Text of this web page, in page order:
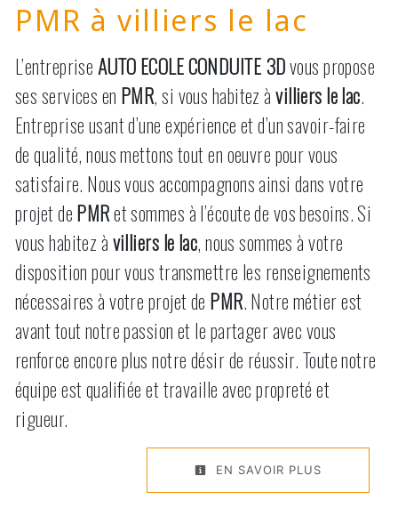
PMR à villiers le lac
L’entreprise AUTO ECOLE CONDUITE 3Dvous propose
ses services en PMR, si vous habitez àvilliers le lac.
Entreprise usant d’une expérience et d’un savoir-faire
de qualité, nous mettons tout en oeuvre pour vous
satisfaire. Nous vous accompagnons ainsi dans votre
projet dePMRet sommes à l’écoute de vos besoins. Si
vous habitez àvilliers le lac, nous sommes à votre
disposition pour vous transmettre les renseignements
nécessaires à votre projet de PMR. Notre métier est
avant tout notre passion et le partager avec vous
renforce encore plus notre désir de réussir. Toute notre
équipe est qualifiée et travaille avec propreté et
rigueur.
EN SAVOIR PLUS